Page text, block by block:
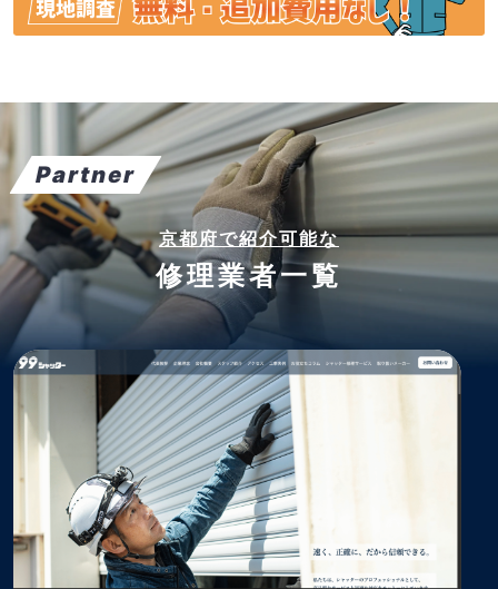
Partner
京都府で紹介可能な
修理業者一覧